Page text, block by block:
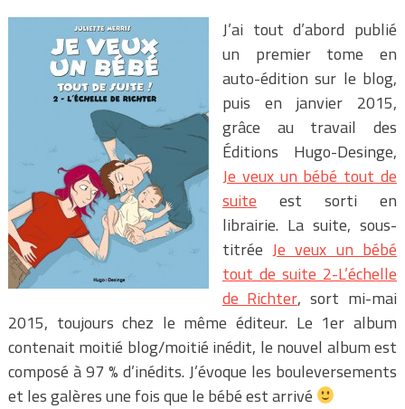
J’ai tout d’abord publié
un premier tome en
auto-édition sur le blog,
puis en janvier 2015,
grâce au travail des
Éditions Hugo-Desinge,
Je veux un bébé tout de
suite est sorti en
librairie. La suite, sous-
titrée Je veux un bébé
tout de suite 2-L’échelle
de Richter, sort mi-mai
2015, toujours chez le même éditeur. Le 1er album
contenait moitié blog/moitié inédit, le nouvel album est
composé à 97 % d’inédits. J’évoque les bouleversements
et les galères une fois que le bébé est arrivé